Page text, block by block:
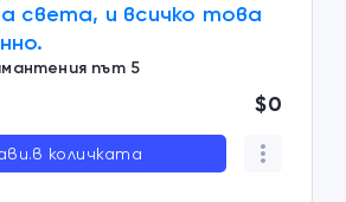
света, и всичко това
път 5
$0
количката